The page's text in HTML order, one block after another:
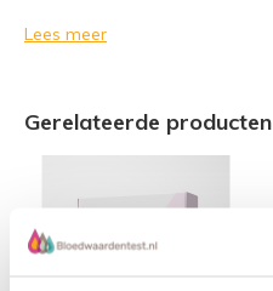
Lees meer
Gerelateerde producten